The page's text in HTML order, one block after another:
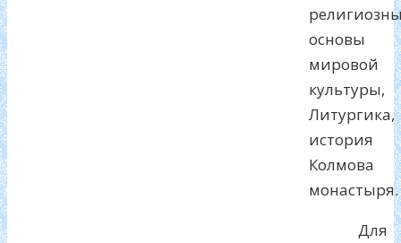
основы
мировой
культуры,
Литургика,
история
Колмова
монастыря.
Для